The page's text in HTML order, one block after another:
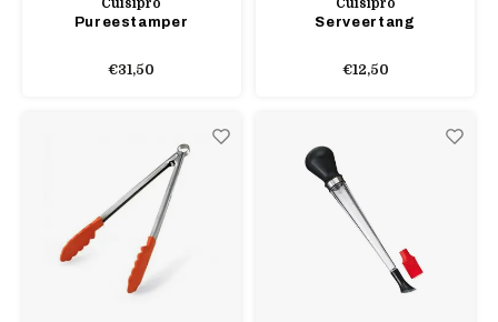
Cuisipro
Pureestamper
€31,50
Cuisipro
Serveertang
€12,50